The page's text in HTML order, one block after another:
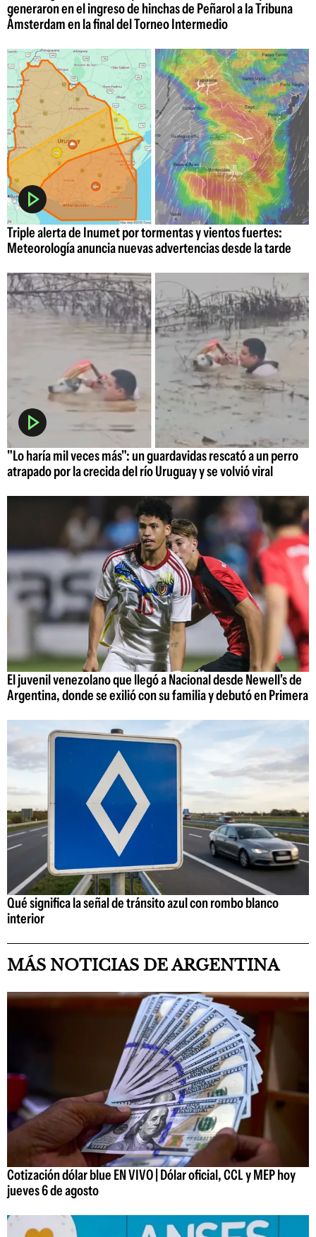
generaron en el ingreso de hinchas de Peñarol a la Tribuna
Ámsterdam en la final del Torneo Intermedio
Triple alerta de Inumet por tormentas y vientos fuertes:
Meteorología anuncia nuevas advertencias desde la tarde
"Lo haría mil veces más": un guardavidas rescató a un perro
atrapado por la crecida del río Uruguay y se volvió viral
El juvenil venezolano que llegó a Nacional desde Newell's de
Argentina, donde se exilió con su familia y debutó en Primera
Qué significa la señal de tránsito azul con rombo blanco
interior
MÁS NOTICIAS DE ARGENTINA
Cotización dólar blue EN VIVO | Dólar oficial, CCL y MEP hoy
jueves 6 de agosto